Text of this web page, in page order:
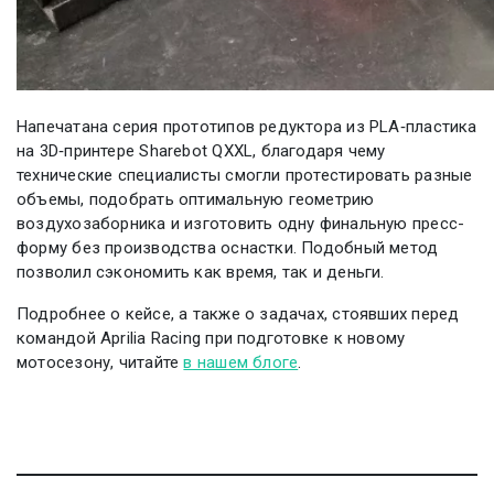
Напечатана серия прототипов редуктора из PLA‑пластика
на 3D‑принтере Sharebot QXXL, благодаря чему
технические специалисты смогли протестировать разные
объемы, подобрать оптимальную геометрию
воздухозаборника и изготовить одну финальную пресс-
форму без производства оснастки. Подобный метод
позволил сэкономить как время, так и деньги.
Подробнее о кейсе, а также о задачах, стоявших перед
командой Aprilia Racing при подготовке к новому
мотосезону, читайтев нашем блоге.